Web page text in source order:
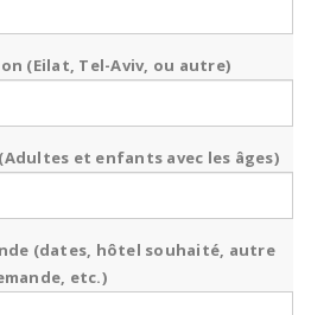
(Eilat, Tel-Aviv, ou autre)
et enfants avec les âges)
(dates, hôtel souhaité, autre
etc.)